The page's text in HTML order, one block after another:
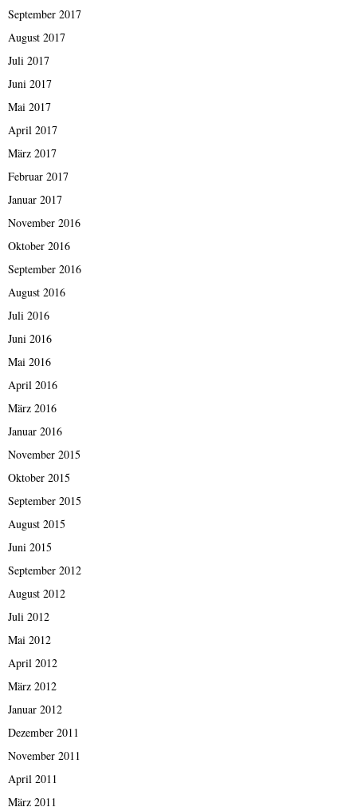
September 2017
August 2017
Juli 2017
Juni 2017
Mai 2017
April 2017
März 2017
Februar 2017
Januar 2017
November 2016
Oktober 2016
September 2016
August 2016
Juli 2016
Juni 2016
Mai 2016
April 2016
März 2016
Januar 2016
November 2015
Oktober 2015
September 2015
August 2015
Juni 2015
September 2012
August 2012
Juli 2012
Mai 2012
April 2012
März 2012
Januar 2012
Dezember 2011
November 2011
April 2011
März 2011